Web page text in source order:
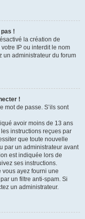
!
la création de
IP ou interdit le nom
un administrateur du forum
!
mot de passe. S’ils sont
avoir moins de 13 ans
instructions reçues par
que toute nouvelle
par un administrateur avant
est indiquée lors de
ses instructions.
vous ayez fourni une
un filtre anti-spam. Si
un administrateur.